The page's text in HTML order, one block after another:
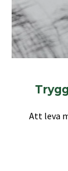
Att leva